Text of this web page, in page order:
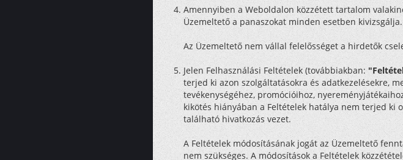
Amennyiben a Weboldalon közzétett tartalom
Üzemeltető a panaszokat minden esetben kivizsgálja.
Az Üzemeltető nem vállal felelősséget a hirdetők
Jelen Felhasználási Feltételek (továbbiakban:
terjed ki azon szolgáltatásokra és adatkezelésekre,
tevékenységéhez, promócióihoz,
kikötés hiányában a Feltételek hatálya nem terjed ki
található hivatkozás vezet.
A Feltételek módosításának jogát az Üzemeltető
nem szükséges. A módosítások a Feltételek